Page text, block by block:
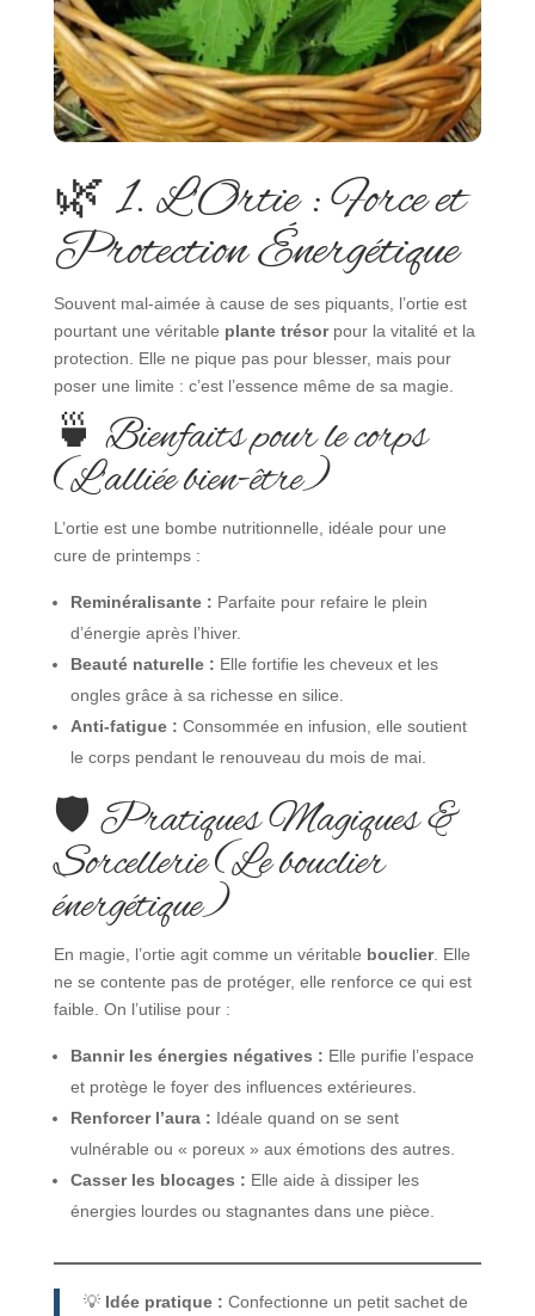
🌿 1. L’Ortie : Force et
Protection Énergétique
Souvent mal-aimée à cause de ses piquants, l’ortie est
pourtant une véritable plante trésorpour la vitalité et la
protection. Elle ne pique pas pour blesser, mais pour
poser une limite : c’est l’essence même de sa magie.
🍵 Bienfaits pour le corps
(L’alliée bien-être)
L’ortie est une bombe nutritionnelle, idéale pour une
cure de printemps :
Reminéralisante : Parfaite pour refaire le plein
d’énergie après l’hiver.
Beauté naturelle : Elle fortifie les cheveux et les
ongles grâce à sa richesse en silice.
Anti-fatigue : Consommée en infusion, elle soutient
le corps pendant le renouveau du mois de mai.
🛡️ Pratiques Magiques &
Sorcellerie (Le bouclier
énergétique)
En magie, l’ortie agit comme un véritable bouclier. Elle
ne se contente pas de protéger, elle renforce ce qui est
faible. On l’utilise pour :
Bannir les énergies négatives : Elle purifie l’espace
et protège le foyer des influences extérieures.
Renforcer l’aura : Idéale quand on se sent
vulnérable ou « poreux » aux émotions des autres.
Casser les blocages : Elle aide à dissiper les
énergies lourdes ou stagnantes dans une pièce.
💡 Idée pratique : Confectionne un petit sachet de